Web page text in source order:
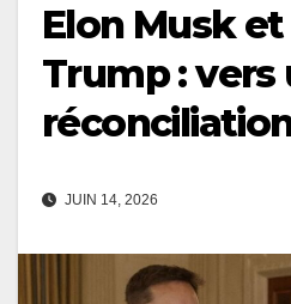
Elon Musk
Trump : vers
JUIN 14, 2026